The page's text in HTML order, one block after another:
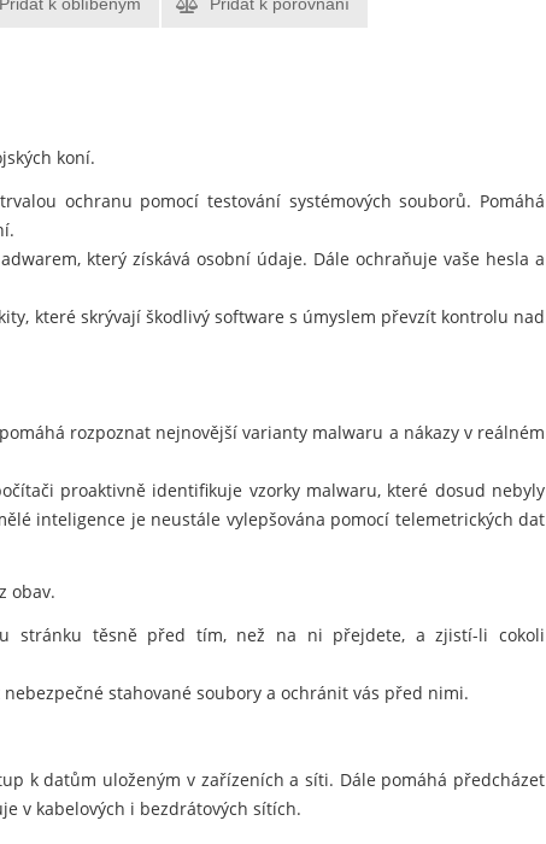
koní.
ochranu pomocí testování systémových souborů. Pomáhá
který získává osobní údaje. Dále ochraňuje vaše hesla a
které skrývají škodlivý software s úmyslem převzít kontrolu nad
rozpoznat nejnovější varianty malwaru a nákazy v reálném
proaktivně identifikuje vzorky malwaru, které dosud nebyly
inteligence je neustále vylepšována pomocí telemetrických dat
obav.
stránku těsně před tím, než na ni přejdete, a zjistí-li cokoli
stahované soubory a ochránit vás před nimi.
k datům uloženým v zařízeních a síti. Dále pomáhá předcházet
v kabelových i bezdrátových sítích.